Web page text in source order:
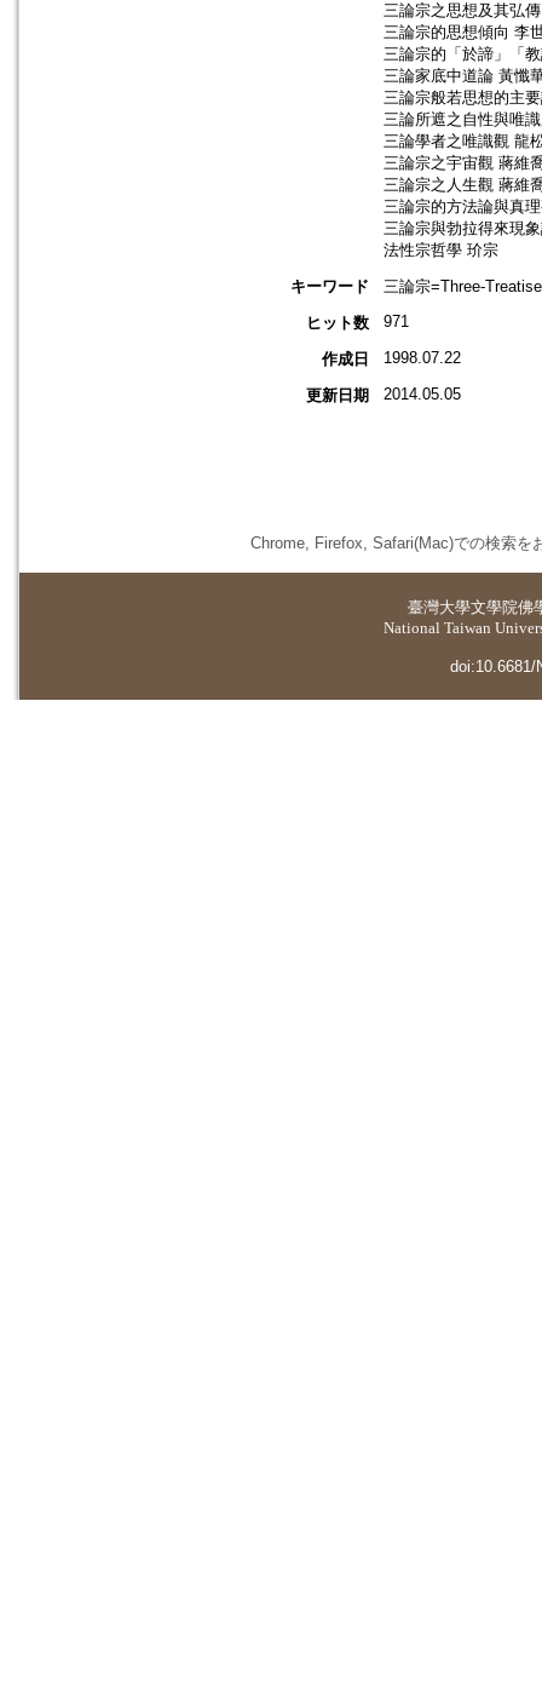
三論宗之思想及其弘
三論宗的思想傾向 李
三論宗的「於諦」「
三論家底中道論 黃懺
三論宗般若思想的主
三論所遮之自性與唯
三論學者之唯識觀 龍
三論宗之宇宙觀 蔣維
三論宗之人生觀 蔣維
三論宗的方法論與真
三論宗與勃拉得來現
法性宗哲學 玠宗
キーワード
三論宗=Three-
ヒット数
971
作成日 1998.07.22
更新日期 2014.05.05
Chrome, Firefox, Safari(Mac)での検索を
臺灣大學文學院佛
National Taiwan
doi:10.6681/